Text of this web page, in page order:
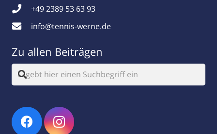
+49 2389 53 63 93
info@tennis-werne.de
Zu allen Beiträgen